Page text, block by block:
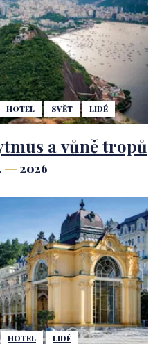
HOTEL SVĚT LIDÉ
a vůně tropů
2026
HOTEL LIDÉ